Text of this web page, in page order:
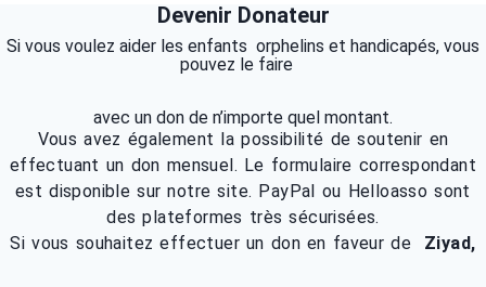
Devenir Donateur
Si vous voulez aider les enfants orphelins et handicapés, vous
pouvez le faire
avec un don de n’importe quel montant.
Vous avez également la possibilité de soutenir en
effectuant un don mensuel. Le formulaire correspondant
est disponible sur notre site. PayPal ou Helloasso sont
des plateformes très sécurisées.
Si vous souhaitez effectuer un don en faveur de Ziyad,